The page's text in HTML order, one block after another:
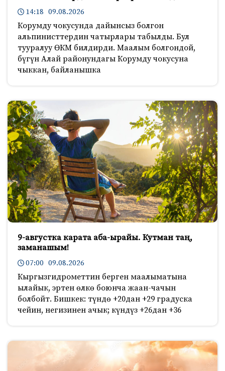
14:18 09.08.2026
Корумду чокусунда дайынсыз болгон
альпинисттердин чатырлары табылды. Бул
тууралуу ӨКМ билдирди. Маалым болгондой,
бүгүн Алай районундагы Корумду чокусуна
чыккан, байланышка
9-августка карата аба-ырайы. Кутман таң,
заманашым!
07:00 09.08.2026
Кыргызгидрометтин берген маалыматына
ылайык, эртен өлкө боюнча жаан-чачын
болбойт. Бишкек: түндө +20дан +29 градуска
чейин, негизинен ачык; күндүз +26дан +36